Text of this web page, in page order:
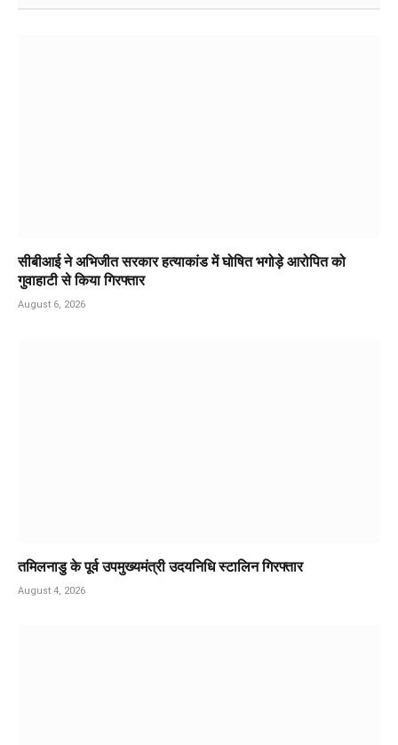
सीबीआई ने अभिजीत सरकार हत्याकांड में घोषित भगोड़े आरोपित को
गुवाहाटी से किया गिरफ्तार
August 6, 2026
तमिलनाडु के पूर्व उपमुख्यमंत्री उदयनिधि स्टालिन गिरफ्तार
August 4, 2026